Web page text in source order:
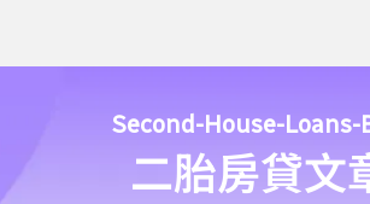
Second-House-Loans-
二胎房貸文